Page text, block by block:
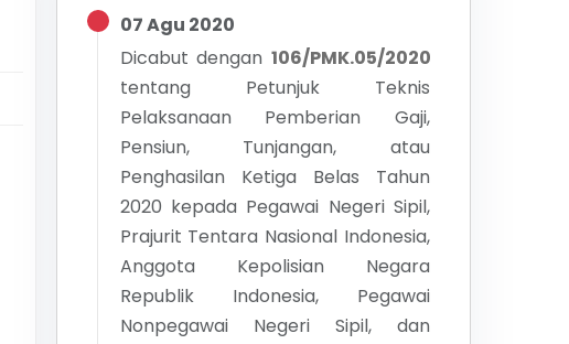
07 Agu 2020
Dicabut dengan 106/PMK.05/2020
tentang Petunjuk Teknis
Pelaksanaan Pemberian Gaji,
Pensiun, Tunjangan, atau
Penghasilan Ketiga Belas Tahun
2020 kepada Pegawai Negeri Sipil,
Prajurit Tentara Nasional Indonesia,
Anggota Kepolisian Negara
Republik Indonesia, Pegawai
Nonpegawai Negeri Sipil, dan